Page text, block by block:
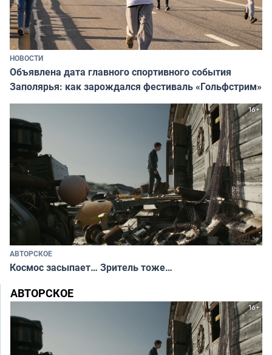
НОВОСТИ
Объявлена дата главного спортивного события
Заполярья: как зарождался фестиваль «Гольфстрим»
АВТОРСКОЕ
Космос засыпает… Зритель тоже…
АВТОРСКОЕ